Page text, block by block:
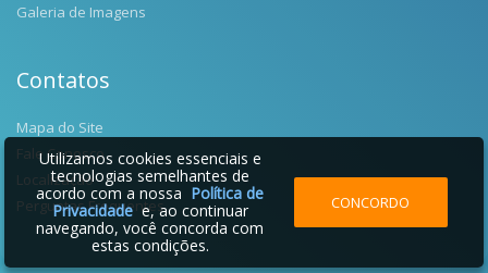
Galeria de Imagens
Contatos
Mapa do Site
Fale Conosco
Localização
Perguntas Frequentes
Utilizamos cookies essenciais e
tecnologias semelhantes de
acordo com a nossa Política de
Privacidadee, ao continuar
navegando, você concorda com
estas condições.
CONCORDO